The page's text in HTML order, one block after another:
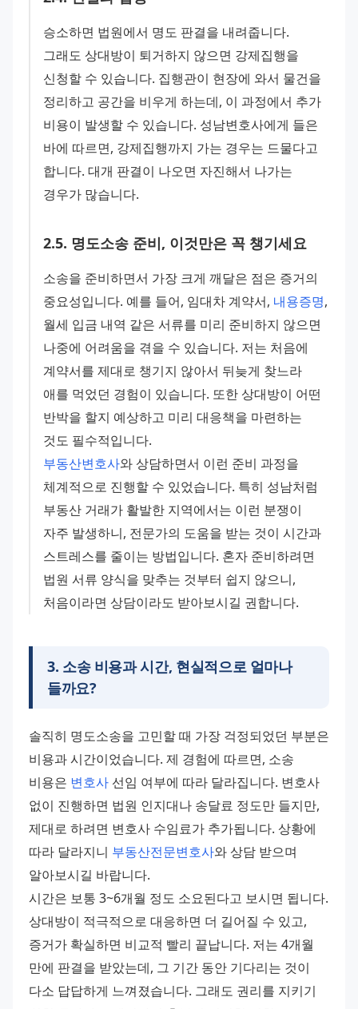
승소하면 법원에서 명도 판결을 내려줍니다.
그래도 상대방이 퇴거하지 않으면 강제집행을
신청할 수 있습니다. 집행관이 현장에 와서 물건을
정리하고 공간을 비우게 하는데, 이 과정에서 추가
비용이 발생할 수 있습니다. 성남변호사에게 들은
바에 따르면, 강제집행까지 가는 경우는 드물다고
합니다. 대개 판결이 나오면 자진해서 나가는
경우가 많습니다.
2.5. 명도소송 준비, 이것만은 꼭 챙기세요
소송을 준비하면서 가장 크게 깨달은 점은 증거의
중요성입니다. 예를 들어, 임대차 계약서, 내용증명,
월세 입금 내역 같은 서류를 미리 준비하지 않으면
나중에 어려움을 겪을 수 있습니다. 저는 처음에
계약서를 제대로 챙기지 않아서 뒤늦게 찾느라
애를 먹었던 경험이 있습니다. 또한 상대방이 어떤
반박을 할지 예상하고 미리 대응책을 마련하는
것도 필수적입니다.
부동산변호사와 상담하면서 이런 준비 과정을
체계적으로 진행할 수 있었습니다. 특히 성남처럼
부동산 거래가 활발한 지역에서는 이런 분쟁이
자주 발생하니, 전문가의 도움을 받는 것이 시간과
스트레스를 줄이는 방법입니다. 혼자 준비하려면
법원 서류 양식을 맞추는 것부터 쉽지 않으니,
처음이라면 상담이라도 받아보시길 권합니다.
3. 소송 비용과 시간, 현실적으로 얼마나
들까요?
솔직히 명도소송을 고민할 때 가장 걱정되었던 부분은
비용과 시간이었습니다. 제 경험에 따르면, 소송
비용은 변호사 선임 여부에 따라 달라집니다. 변호사
없이 진행하면 법원 인지대나 송달료 정도만 들지만,
제대로 하려면 변호사 수임료가 추가됩니다. 상황에
따라 달라지니 부동산전문변호사와 상담 받으며
알아보시길 바랍니다.
시간은 보통 3~6개월 정도 소요된다고 보시면 됩니다.
상대방이 적극적으로 대응하면 더 길어질 수 있고,
증거가 확실하면 비교적 빨리 끝납니다. 저는 4개월
만에 판결을 받았는데, 그 기간 동안 기다리는 것이
다소 답답하게 느껴졌습니다. 그래도 권리를 지키기